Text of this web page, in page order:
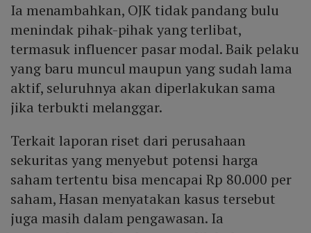
Ia menambahkan, OJK tidak pandang bulu
menindak pihak-pihak yang terlibat,
termasuk influencer pasar modal. Baik pelaku
yang baru muncul maupun yang sudah lama
aktif, seluruhnya akan diperlakukan sama
jika terbukti melanggar.
Terkait laporan riset dari perusahaan
sekuritas yang menyebut potensi harga
saham tertentu bisa mencapai Rp 80.000 per
saham, Hasan menyatakan kasus tersebut
juga masih dalam pengawasan. Ia